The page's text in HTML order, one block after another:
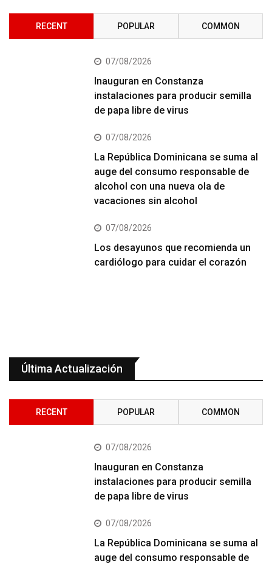
RECENT POPULAR COMMON
07/08/2026
Inauguran en Constanza
instalaciones para producir semilla
de papa libre de virus
07/08/2026
La República Dominicana se suma al
auge del consumo responsable de
alcohol con una nueva ola de
vacaciones sin alcohol
07/08/2026
Los desayunos que recomienda un
cardiólogo para cuidar el corazón
Última Actualización
RECENT POPULAR COMMON
07/08/2026
Inauguran en Constanza
instalaciones para producir semilla
de papa libre de virus
07/08/2026
La República Dominicana se suma al
auge del consumo responsable de